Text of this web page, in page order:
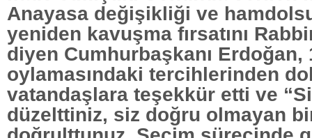
Anayasa değişikliği ve
yeniden kavuşma fırsatını
diyen Cumhurbaşkanı Erdoğan,
oylamasındaki tercihlerinden
vatandaşlara teşekkür etti ve
düzelttiniz, siz doğru olmayan bir